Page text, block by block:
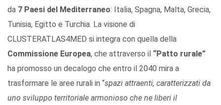
da 7 Paesi del Mediterraneo: Italia, Spagna, Malta, Grecia,
Tunisia, Egitto e Turchia. La visione di
CLUSTERATLAS4MED si integra con quella della
Commissione Europea, che attraverso il “Patto rurale”
ha promosso un decalogo che entro il 2040 mira a
trasformare le aree rurali in “spazi attraenti, caratterizzati da
uno sviluppo territoriale armonioso che ne liberi il